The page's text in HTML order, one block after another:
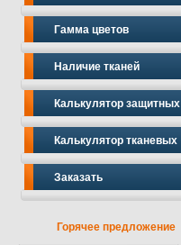
Гамма цветов
Наличие тканей
Калькулятор защитных
Калькулятор тканевых
Заказать
Горячее предложение